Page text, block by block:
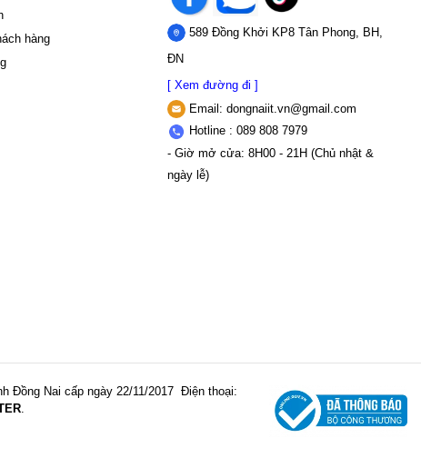
hàng
589 Đồng Khởi KP8 Tân Phong, BH,
ĐN
[ Xem đường đi ]
Email: dongnaiit.vn@gmail.com
Hotline : 089 808 7979
- Giờ mở cửa: 8H00 - 21H (Chủ nhật &
ngày lễ)
Đồng Nai cấp ngày 22/11/2017 Điện thoại: